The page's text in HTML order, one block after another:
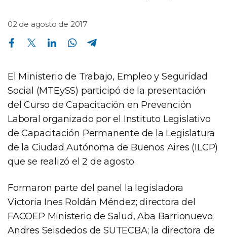
02 de agosto de 2017
Compartir en Facebook Compartir en Twitter Compartir en Linkedin Compartir en Whatsapp
El Ministerio de Trabajo, Empleo y Seguridad
Social (MTEySS) participó de la presentación
del Curso de Capacitación en Prevención
Laboral organizado por el Instituto Legislativo
de Capacitación Permanente de la Legislatura
de la Ciudad Autónoma de Buenos Aires (ILCP)
que se realizó el 2 de agosto.
Formaron parte del panel la legisladora
Victoria Ines Roldán Méndez; directora del
FACOEP Ministerio de Salud, Aba Barrionuevo;
Andres Seisdedos de SUTECBA; la directora de